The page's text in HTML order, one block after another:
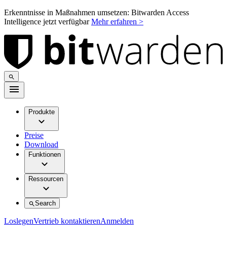
Erkenntnisse in Maßnahmen umsetzen: Bitwarden Access
Intelligence jetzt verfügbarMehr erfahren >
Produkte
Preise
Download
Funktionen
Ressourcen
Search
LoslegenVertrieb kontaktierenAnmelden